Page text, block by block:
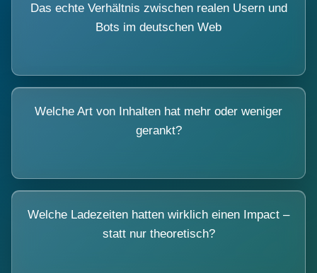
Das echte Verhältnis zwischen realen Usern und
Bots im deutschen Web
Welche Art von Inhalten hat mehr oder weniger
gerankt?
Welche Ladezeiten hatten wirklich einen Impact –
statt nur theoretisch?